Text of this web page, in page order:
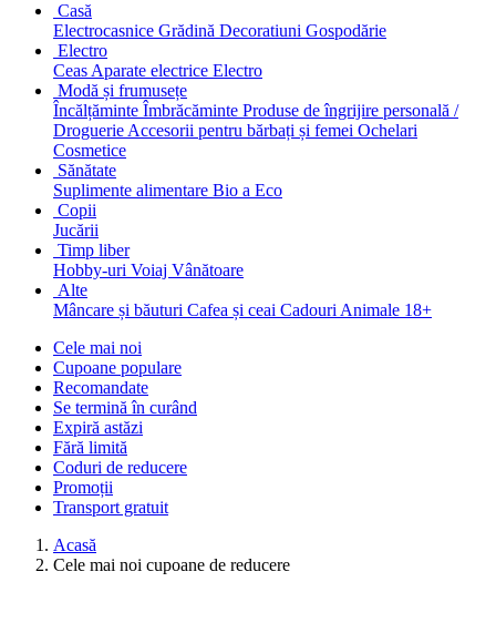
Casă
Electrocasnice Grădină Decoratiuni Gospodărie
Electro
Ceas Aparate electrice Electro
Modă și frumusețe
Încălțăminte Îmbrăcăminte Produse de îngrijire personală /
Droguerie Accesorii pentru bărbați și femei Ochelari
Cosmetice
Sănătate
Suplimente alimentare Bio a Eco
Copii
Jucării
Timp liber
Hobby-uri Voiaj Vânătoare
Alte
Mâncare și băuturi Cafea și ceai Cadouri Animale 18+
Cele mai noi
Cupoane populare
Recomandate
Se termină în curând
Expiră astăzi
Fără limită
Coduri de reducere
Promoții
Transport gratuit
Acasă
Cele mai noi cupoane de reducere